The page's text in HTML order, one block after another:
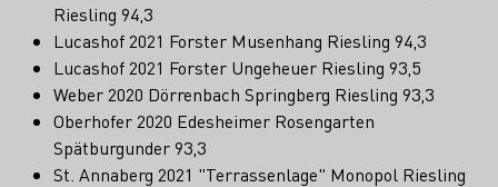
Riesling 94,3
Lucashof 2021 Forster Musenhang Riesling 94,3
Lucashof 2021 Forster Ungeheuer Riesling 93,5
Weber 2020 Dörrenbach Springberg Riesling 93,3
Oberhofer 2020 Edesheimer Rosengarten
Spätburgunder 93,3
St. Annaberg 2021 "Terrassenlage" Monopol Riesling